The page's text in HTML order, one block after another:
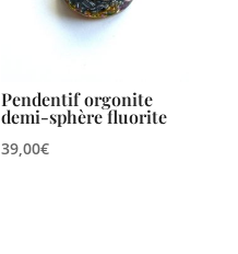
Pendentif orgonite
demi-sphère fluorite
39,00€